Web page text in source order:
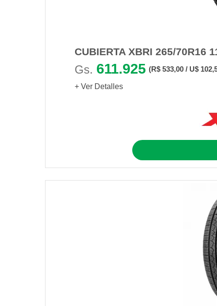
CUBIERTA XBRI 265/70R16
Gs. 611.925 (R$ 533,00 / U$
+ Ver Detalles